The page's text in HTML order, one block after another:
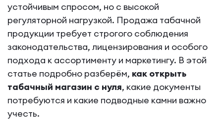
устойчивым спросом, но с высокой
регуляторной нагрузкой. Продажа табачной
продукции требует строгого соблюдения
законодательства, лицензирования и особого
подхода к ассортименту и маркетингу. В этой
статье подробно разберём, как открыть
табачный магазин с нуля, какие документы
потребуются и какие подводные камни важно
учесть.